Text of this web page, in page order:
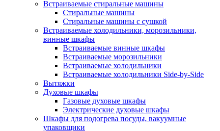
Встраиваемые стиральные машины
Стиральные машины
Стиральные машины с сушкой
Встраиваемые холодильники, морозильники,
винные шкафы
Встраиваемые винные шкафы
Встраиваемые морозильники
Встраиваемые холодильники
Встраиваемые холодильники Side-by-Side
Вытяжки
Духовые шкафы
Газовые духовые шкафы
Электрические духовые шкафы
Шкафы для подогрева посуды, вакуумные
упаковщики